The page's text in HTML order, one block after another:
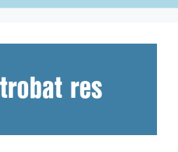
res